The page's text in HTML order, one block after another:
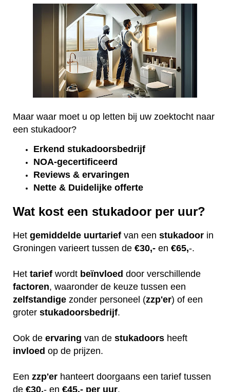
Maar waar moet u op letten bij uw zoektocht naar
een stukadoor?
Erkend stukadoorsbedrijf
NOA-gecertificeerd
Reviews & ervaringen
Nette & Duidelijke offerte
Wat kost een stukadoor per uur?
Het gemiddelde uurtarief van een stukadoor in
Groningen varieert tussen de €30,- en €65,-.
Het tarief wordt beïnvloed door verschillende
factoren, waaronder de keuze tussen een
zelfstandige zonder personeel (zzp'er) of een
groter stukadoorsbedrijf.
Ook de ervaring van de stukadoors heeft
invloed op de prijzen.
Een zzp'er hanteert doorgaans een tarief tussen
de €30,- en €45,- per uur.